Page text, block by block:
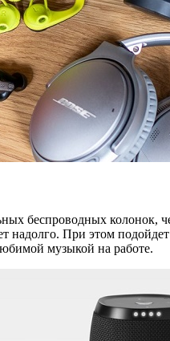
беспроводных колонок,
надолго. При этом
музыкой на работе.